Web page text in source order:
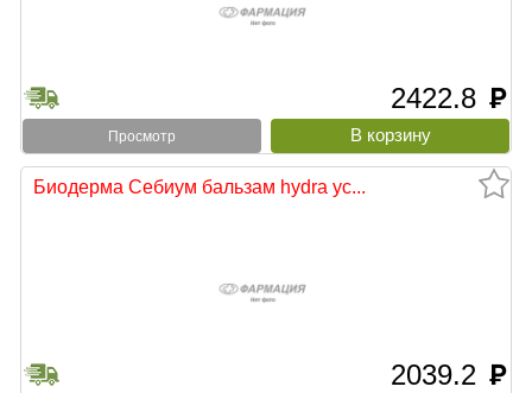
2422.8 руб
Просмотр
Биодерма Себиум бальзам hydra ус...
2039.2 руб